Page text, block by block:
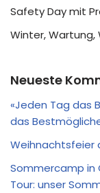
Safety Day mit
Winter,
Neueste
«Jeden Tag das
das
Weihnachtsfeier
Sommercamp in
Tour: unser